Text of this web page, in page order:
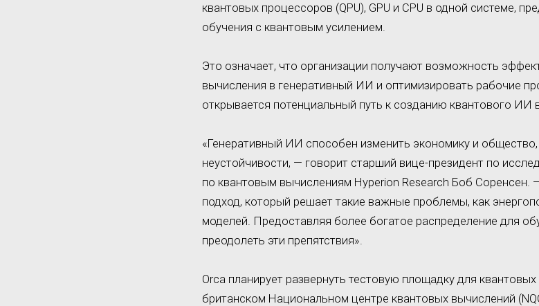
квантовых процессоров (QPU), GPU и CPU в одной системе,
обучения с квантовым усилением.
Это означает, что организации получают возможность
вычисления в генеративный ИИ и оптимизировать рабочие
открывается потенциальный путь к созданию квантового
«Генеративный ИИ способен изменить экономику и
неустойчивости, — говорит старший вице-президент по
по квантовым вычислениям Hyperion Research Боб Соренсен.
подход, который решает такие важные проблемы, как
моделей. Предоставляя более богатое распределение для
преодолеть эти препятствия».
Orca планирует развернуть тестовую площадку для
британском Национальном центре квантовых вычислений